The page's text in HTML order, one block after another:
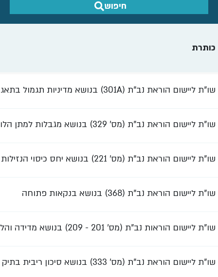
חיפוש
כותרת
שו"ת ליישום הוראת נב"ת (301A) בנושא מדיניות תגמול בתאגיד בנקאי
שו"ת ליישום הוראת נב"ת (מס' 329) בנושא מגבלות למתן הלוואות לדיור
שו"ת ליישום הוראת נב"ת (מס' 221) בנושא יחס כיסוי הנזילות
שו"ת ליישום הוראת נב"ת (368) בנושא בנקאות פתוחה
שו"ת ליישום הוראות נב"ת (מס' 201 - 209) בנושא מדידה והלימות הון
שו"ת ליישום הוראת נב"ת (מס' 333) בנושא סיכון ריבית בתיק הבנקאי